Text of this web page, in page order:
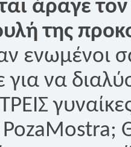
άραγε
της
ενωμένοι
να